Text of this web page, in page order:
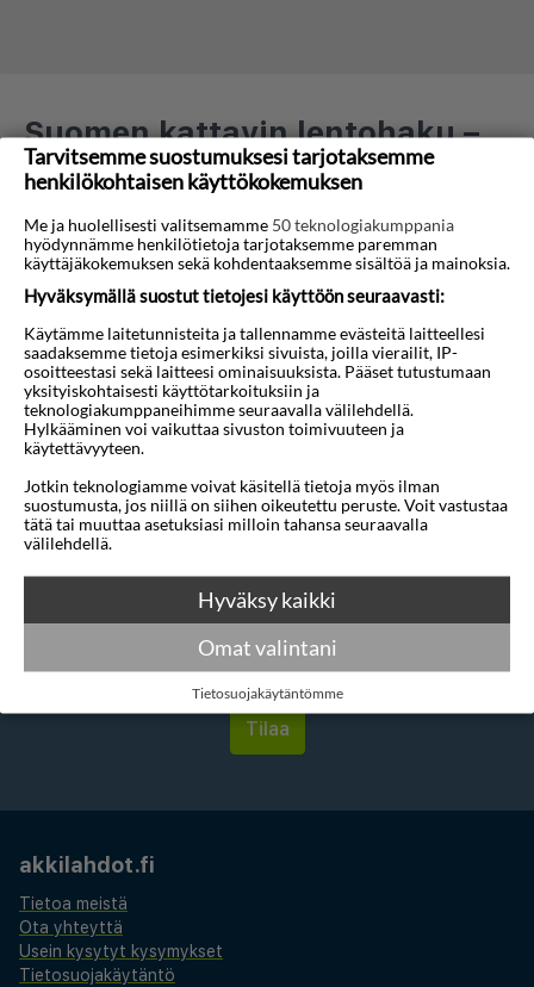
Suomen kattavin lentohaku –
sisältää sekä tilaus- että
reittilennot!
Vertaile hintoja ja tarjouksia yli 700 lentoyhtiöltä, 30
matkatoimistolta ja 4 valmismatkanjärjestäjältä yhdellä
haulla. Voit lajitella hakutuloksia hinnan, lentojen
mukaan – ja valita juuri sinulle parhaiten sopivan
yhdistelmän.
Yhteistyö: &
Haluatko saada houkuttelevia
tarjouksia, matkavinkkejä ja uutisia
sähköpostitse?
akkilahdot.fi
Tietoa meistä
Ota yhteyttä
Usein kysytyt kysymykset
Tietosuojakäytäntö
Tarvitsemme suostumuksesi tarjotaksemme
henkilökohtaisen käyttökokemuksen
Me ja huolellisesti valitsemamme 50 teknologiakumppania
hyödynnämme henkilötietoja tarjotaksemme paremman
käyttäjäkokemuksen sekä kohdentaaksemme sisältöä ja mainoksia.
Hyväksymällä suostut tietojesi käyttöön seuraavasti:
Käytämme laitetunnisteita ja tallennamme evästeitä laitteellesi
saadaksemme tietoja esimerkiksi sivuista, joilla vierailit, IP-
osoitteestasi sekä laitteesi ominaisuuksista. Pääset tutustumaan
yksityiskohtaisesti käyttötarkoituksiin ja
teknologiakumppaneihimme seuraavalla välilehdellä.
Hylkääminen voi vaikuttaa sivuston toimivuuteen ja
käytettävyyteen.
Jotkin teknologiamme voivat käsitellä tietoja myös ilman
suostumusta, jos niillä on siihen oikeutettu peruste. Voit vastustaa
tätä tai muuttaa asetuksiasi milloin tahansa seuraavalla
välilehdellä.
Hyväksy kaikki
Omat valintani
Tietosuojakäytäntömme